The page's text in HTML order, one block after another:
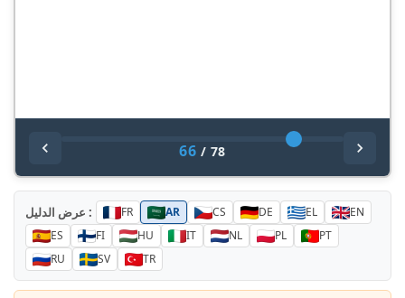
66 / 78
عرض الدليل : FR AR CS DE EL
EN
ES
FI HU IT NL PL
PT
RU
SV TR